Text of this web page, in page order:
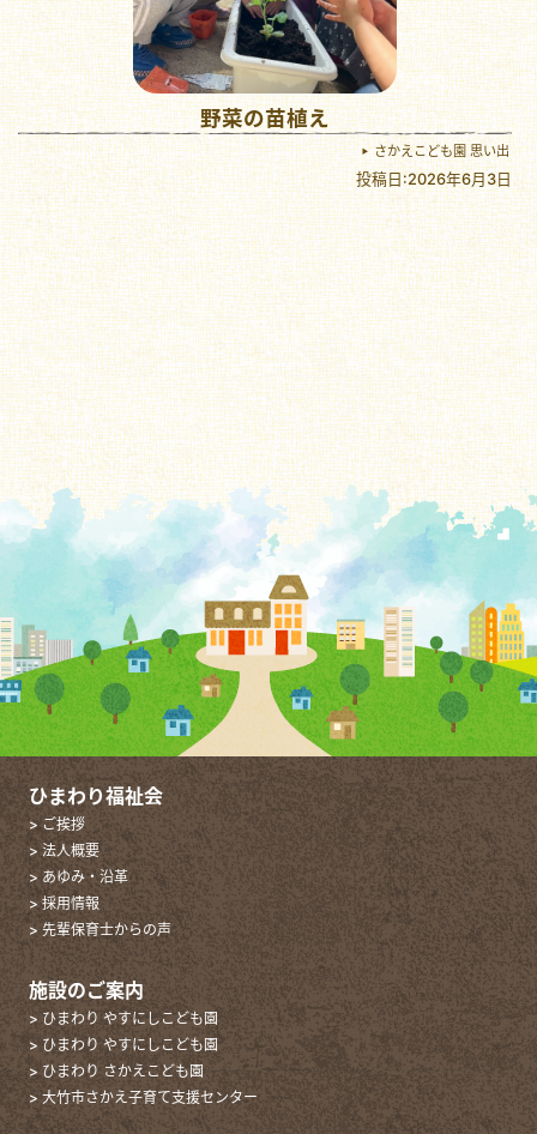
野菜の苗植え
さかえこども園 思い出
投稿日:2026年6月3日
ひまわり福祉会
> ご挨拶
> 法人概要
> あゆみ・沿革
> 採用情報
> 先輩保育士からの声
施設のご案内
> ひまわり やすにしこども園
> ひまわり やすにしこども園
> ひまわり さかえこども園
> 大竹市さかえ子育て支援センター